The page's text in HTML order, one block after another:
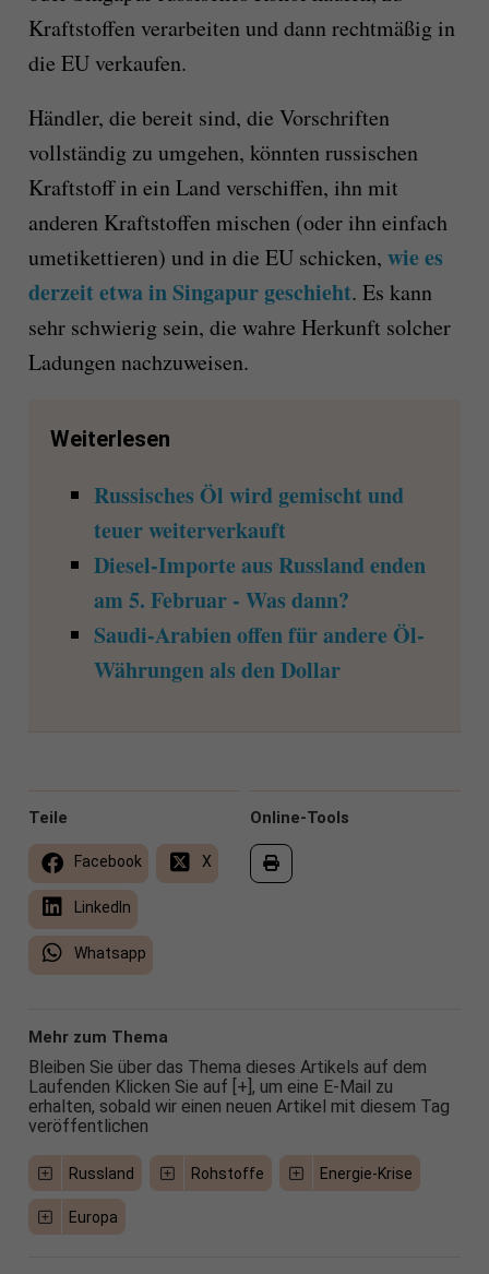
Kraftstoffen verarbeiten und dann rechtmäßig in
die EU verkaufen.
Händler, die bereit sind, die Vorschriften
vollständig zu umgehen, könnten russischen
Kraftstoff in ein Land verschiffen, ihn mit
anderen Kraftstoffen mischen (oder ihn einfach
umetikettieren) und in die EU schicken, wie es
derzeit etwa in Singapur geschieht. Es kann
sehr schwierig sein, die wahre Herkunft solcher
Ladungen nachzuweisen.
Weiterlesen
Russisches Öl wird gemischt und
teuer weiterverkauft
Diesel-Importe aus Russland enden
am 5. Februar - Was dann?
Saudi-Arabien offen für andere Öl-
Währungen als den Dollar
Online-Tools
Teile
Facebook X
LinkedIn
Whatsapp
Mehr zum Thema
Bleiben Sie über das Thema dieses Artikels auf dem
Laufenden Klicken Sie auf [+], um eine E-Mail zu
erhalten, sobald wir einen neuen Artikel mit diesem Tag
veröffentlichen
Russland Rohstoffe Energie-Krise
Europa